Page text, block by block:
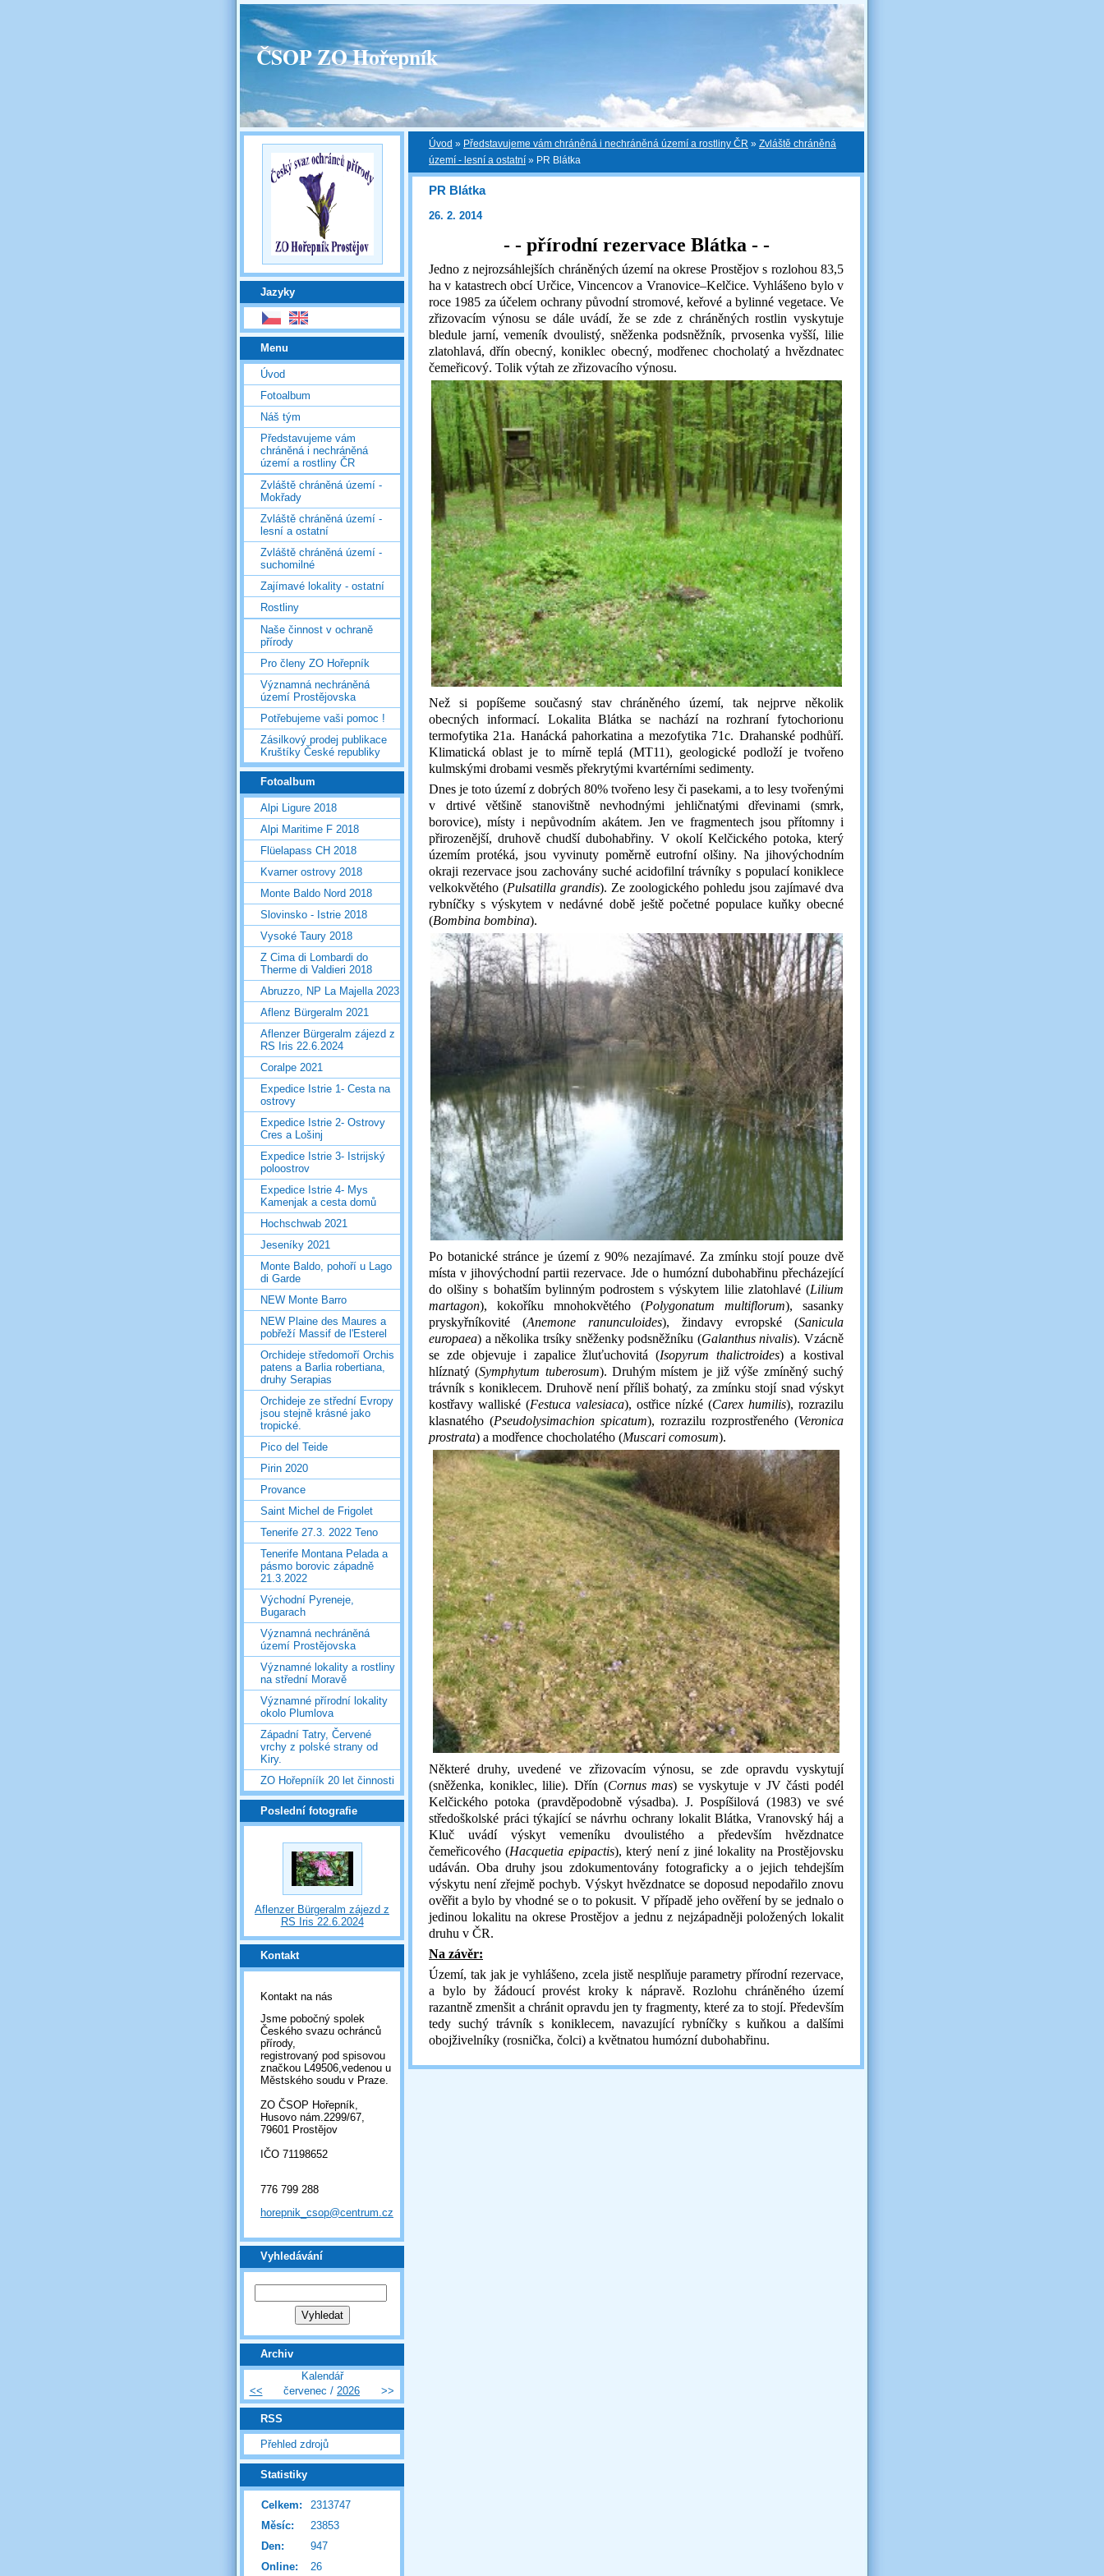
ČSOP ZO Hořepník
Úvod » Představujeme vám chráněná i nechráněná území a rostliny ČR » Zvláště chráněná
území - lesní a ostatní » PR Blátka
PR Blátka
26. 2. 2014
- - přírodní rezervace Blátka - -
Jedno z nejrozsáhlejších chráněných území na okrese Prostějov s rozlohou 83,5
ha v katastrech obcí Určice, Vincencov a Vranovice–Kelčice. Vyhlášeno bylo v
roce 1985 za účelem ochrany původní stromové, keřové a bylinné vegetace. Ve
zřizovacím výnosu se dále uvádí, že se zde z chráněných rostlin vyskytuje
bledule jarní, vemeník dvoulistý, sněženka podsněžník, prvosenka vyšší, lilie
zlatohlavá, dřín obecný, koniklec obecný, modřenec chocholatý a hvězdnatec
čemeřicový. Tolik výtah ze zřizovacího výnosu.
Než si popíšeme současný stav chráněného území, tak nejprve několik
obecných informací. Lokalita Blátka se nachází na rozhraní fytochorionu
termofytika 21a. Hanácká pahorkatina a mezofytika 71c. Drahanské podhůří.
Klimatická oblast je to mírně teplá (MT11), geologické podloží je tvořeno
kulmskými drobami vesměs překrytými kvartérními sedimenty.
Dnes je toto území z dobrých 80% tvořeno lesy či pasekami, a to lesy tvořenými
v drtivé většině stanovištně nevhodnými jehličnatými dřevinami (smrk,
borovice), místy i nepůvodním akátem. Jen ve fragmentech jsou přítomny i
přirozenější, druhově chudší dubohabřiny. V okolí Kelčického potoka, který
územím protéká, jsou vyvinuty poměrně eutrofní olšiny. Na jihovýchodním
okraji rezervace jsou zachovány suché acidofilní trávníky s populací koniklece
velkokvětého (Pulsatilla grandis). Ze zoologického pohledu jsou zajímavé dva
rybníčky s výskytem v nedávné době ještě početné populace kuňky obecné
(Bombina bombina).
Po botanické stránce je území z 90% nezajímavé. Za zmínku stojí pouze dvě
místa v jihovýchodní partii rezervace. Jde o humózní dubohabřinu přecházející
do olšiny s bohatším bylinným podrostem s výskytem lilie zlatohlavé (Lilium
martagon), kokoříku mnohokvětého (Polygonatum multiflorum), sasanky
pryskyřníkovité (Anemone ranunculoides), žindavy evropské (Sanicula
europaea) a několika trsíky sněženky podsněžníku (Galanthus nivalis). Vzácně
se zde objevuje i zapalice žluťuchovitá (Isopyrum thalictroides) a kostival
hlíznatý (Symphytum tuberosum). Druhým místem je již výše zmíněný suchý
trávník s koniklecem. Druhově není příliš bohatý, za zmínku stojí snad výskyt
kostřavy walliské (Festuca valesiaca), ostřice nízké (Carex humilis), rozrazilu
klasnatého (Pseudolysimachion spicatum), rozrazilu rozprostřeného (Veronica
prostrata) a modřence chocholatého (Muscari comosum).
Některé druhy, uvedené ve zřizovacím výnosu, se zde opravdu vyskytují
(sněženka, koniklec, lilie). Dřín (Cornus mas) se vyskytuje v JV části podél
Kelčického potoka (pravděpodobně výsadba). J. Pospíšilová (1983) ve své
středoškolské práci týkající se návrhu ochrany lokalit Blátka, Vranovský háj a
Kluč uvádí výskyt vemeníku dvoulistého a především hvězdnatce
čemeřicového (Hacquetia epipactis), který není z jiné lokality na Prostějovsku
udáván. Oba druhy jsou zdokumentovány fotograficky a o jejich tehdejším
výskytu není zřejmě pochyb. Výskyt hvězdnatce se doposud nepodařilo znovu
ověřit a bylo by vhodné se o to pokusit. V případě jeho ověření by se jednalo o
jedinou lokalitu na okrese Prostějov a jednu z nejzápadněji položených lokalit
druhu v ČR.
Na závěr:
Území, tak jak je vyhlášeno, zcela jistě nesplňuje parametry přírodní rezervace,
a bylo by žádoucí provést kroky k nápravě. Rozlohu chráněného území
razantně zmenšit a chránit opravdu jen ty fragmenty, které za to stojí. Především
tedy suchý trávník s koniklecem, navazující rybníčky s kuňkou a dalšími
obojživelníky (rosnička, čolci) a květnatou humózní dubohabřinu.
Jazyky
Menu
Úvod
Fotoalbum
Náš tým
Představujeme vám
chráněná i nechráněná
území a rostliny ČR
Zvláště chráněná území -
Mokřady
Zvláště chráněná území -
lesní a ostatní
Zvláště chráněná území -
suchomilné
Zajímavé lokality - ostatní
Rostliny
Naše činnost v ochraně
přírody
Pro členy ZO Hořepník
Významná nechráněná
území Prostějovska
Potřebujeme vaši pomoc !
Zásilkový prodej publikace
Kruštíky České republiky
Fotoalbum
Alpi Ligure 2018
Alpi Maritime F 2018
Flüelapass CH 2018
Kvarner ostrovy 2018
Monte Baldo Nord 2018
Slovinsko - Istrie 2018
Vysoké Taury 2018
Z Cima di Lombardi do
Therme di Valdieri 2018
Abruzzo, NP La Majella 2023
Aflenz Bürgeralm 2021
Aflenzer Bürgeralm zájezd z
RS Iris 22.6.2024
Coralpe 2021
Expedice Istrie 1- Cesta na
ostrovy
Expedice Istrie 2- Ostrovy
Cres a Lošinj
Expedice Istrie 3- Istrijský
poloostrov
Expedice Istrie 4- Mys
Kamenjak a cesta domů
Hochschwab 2021
Jeseníky 2021
Monte Baldo, pohoří u Lago
di Garde
NEW Monte Barro
NEW Plaine des Maures a
pobřeží Massif de l'Esterel
Orchideje středomoří Orchis
patens a Barlia robertiana,
druhy Serapias
Orchideje ze střední Evropy
jsou stejně krásné jako
tropické.
Pico del Teide
Pirin 2020
Provance
Saint Michel de Frigolet
Tenerife 27.3. 2022 Teno
Tenerife Montana Pelada a
pásmo borovic západně
21.3.2022
Východní Pyreneje,
Bugarach
Významná nechráněná
území Prostějovska
Významné lokality a rostliny
na střední Moravě
Významné přírodní lokality
okolo Plumlova
Západní Tatry, Červené
vrchy z polské strany od
Kiry.
ZO Hořepníík 20 let činnosti
Poslední fotografie
Aflenzer Bürgeralm zájezd z
RS Iris 22.6.2024
Kontakt
Kontakt na nás
Jsme pobočný spolek
Českého svazu ochránců
přírody,
registrovaný pod spisovou
značkou L49506,vedenou u
Městského soudu v Praze.
ZO ČSOP Hořepník,
Husovo nám.2299/67,
79601 Prostějov
IČO 71198652
776 799 288
horepnik_csop@centrum.cz
Vyhledávání
Archiv
Kalendář
<<
červenec / 2026 >>
RSS
Přehled zdrojů
Statistiky
Online: 26
Celkem:
2313747
Měsíc:
23853
Den:
947